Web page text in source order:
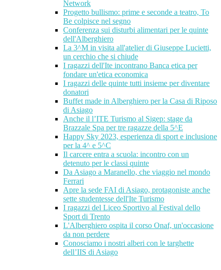
Network
Progetto bullismo: prime e seconde a teatro, To
Be colpisce nel segno
Conferenza sui disturbi alimentari per le quinte
dell'Alberghiero
La 3^M in visita all'atelier di Giuseppe Lucietti,
un cerchio che si chiude
I ragazzi dell'Ite incontrano Banca etica per
fondare un'etica economica
I ragazzi delle quinte tutti insieme per diventare
donatori
Buffet made in Alberghiero per la Casa di Riposo
di Asiago
Anche il l’ITE Turismo al Sigep: stage da
Brazzale Spa per tre ragazze della 5^E
Happy Sky 2023, esperienza di sport e inclusione
per la 4^ e 5^C
Il carcere entra a scuola: incontro con un
detenuto per le classi quinte
Da Asiago a Maranello, che viaggio nel mondo
Ferrari
Apre la sede FAI di Asiago, protagoniste anche
sette studentesse dell'Ite Turismo
I ragazzi del Liceo Sportivo al Festival dello
Sport di Trento
L'Alberghiero ospita il corso Onaf, un'occasione
da non perdere
Conosciamo i nostri alberi con le targhette
dell’IIS di Asiago